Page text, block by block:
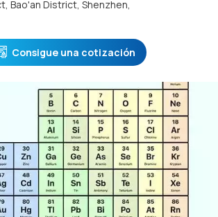
Bao'an District, Shenzhen,
Consigue una cotización